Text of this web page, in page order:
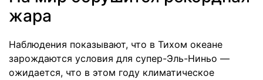
жара
Наблюдения показывают, что в Тихом океане
зарождаются условия для супер-Эль-Ниньо —
ожидается, что в этом году климатическое